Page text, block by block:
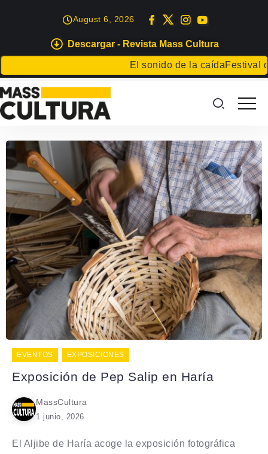
Descargar - Revista Mass Cultura
El sonido de la caídaFestival de
August 6, 2026
EVENTOS EXPOSICIONES
Exposición de Pep Salip en Haría
MassCultura
1 junio, 2026
El Aljibe de Haría acoge la exposición fotográfica